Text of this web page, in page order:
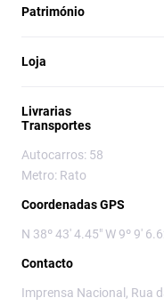
Património
Loja
Livrarias
Transportes
Autocarros: 58
Metro: Rato
Coordenadas GPS
N 38º 43' 4.45" W 9º 9'
Contacto
Imprensa Nacional, Rua